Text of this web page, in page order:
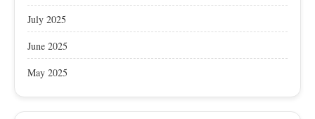
July 2025
June 2025
May 2025